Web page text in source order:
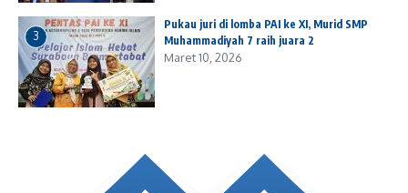
3
Pukau juri di lomba PAI ke XI, Murid SMP
Muhammadiyah 7 raih juara 2
Maret 10, 2026